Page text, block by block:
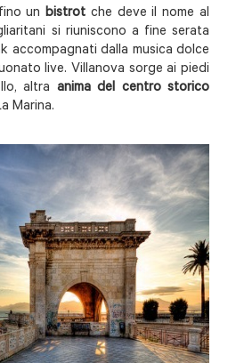
unbistrot che deve il nome al
si riuniscono a fine serata
accompagnati dalla musica dolce
live. Villanova sorge ai piedi
altra anima del centro storico
Marina.